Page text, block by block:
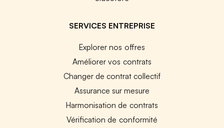
SERVICES ENTREPRISE
Explorer nos offres
Améliorer vos contrats
Changer de contrat collectif
Assurance sur mesure
Harmonisation de contrats
Vérification de conformité